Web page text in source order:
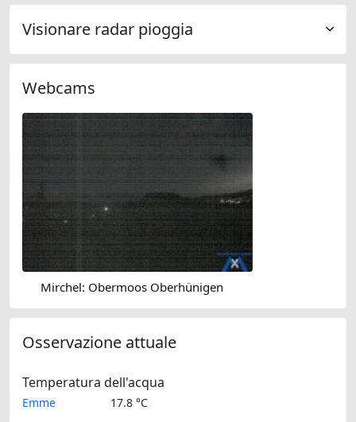
Visionare radar pioggia
Webcams
Mirchel: Obermoos Oberhünigen
Osservazione attuale
Temperatura dell'acqua
Emme 17.8 °C